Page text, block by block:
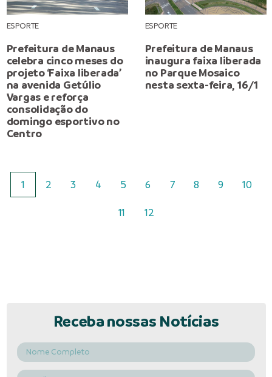
ESPORTE
Prefeitura de Manaus
celebra cinco meses do
projeto ‘Faixa liberada’
na avenida Getúlio
Vargas e reforça
consolidação do
domingo esportivo no
Centro
ESPORTE
Prefeitura de Manaus
inaugura faixa liberada
no Parque Mosaico
nesta sexta-feira, 16/1
1 2 3 4 5 6 7 8 9 10
11 12
Receba nossas Notícias